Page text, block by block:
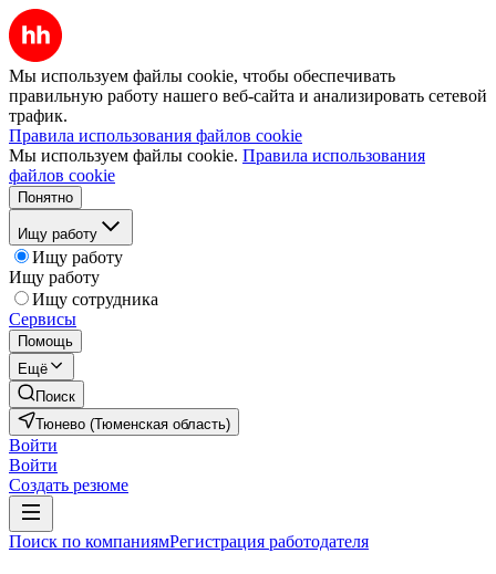
Мы используем файлы cookie, чтобы обеспечивать
правильную работу нашего веб-сайта и анализировать сетевой
трафик.
Правила использования файлов cookie
Мы используем файлы cookie. Правила использования
файлов cookie
Понятно
Ищу работу
Ищу работу
Ищу работу
Ищу сотрудника
Сервисы
Помощь
Ещё
Поиск
Тюнево (Тюменская область)
Войти
Войти
Создать резюме
Поиск по компаниямРегистрация работодателя